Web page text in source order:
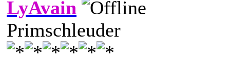
LyAvain
Primschleuder